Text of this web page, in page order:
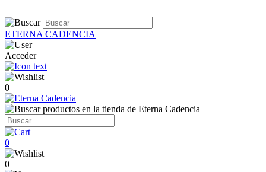
ETERNA CADENCIA
Acceder
0
0
0